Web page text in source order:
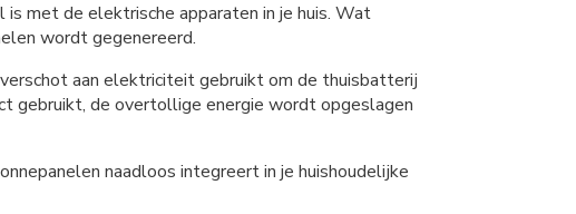
met de elektrische apparaten in je huis. Wat
wordt gegenereerd.
aan elektriciteit gebruikt om de thuisbatterij
gebruikt, de overtollige energie wordt opgeslagen
naadloos integreert in je huishoudelijke